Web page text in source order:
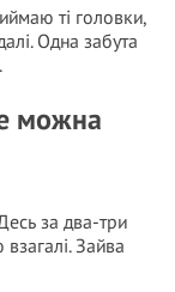
ті головки,
Одна забута
можна
за два-три
Зайва